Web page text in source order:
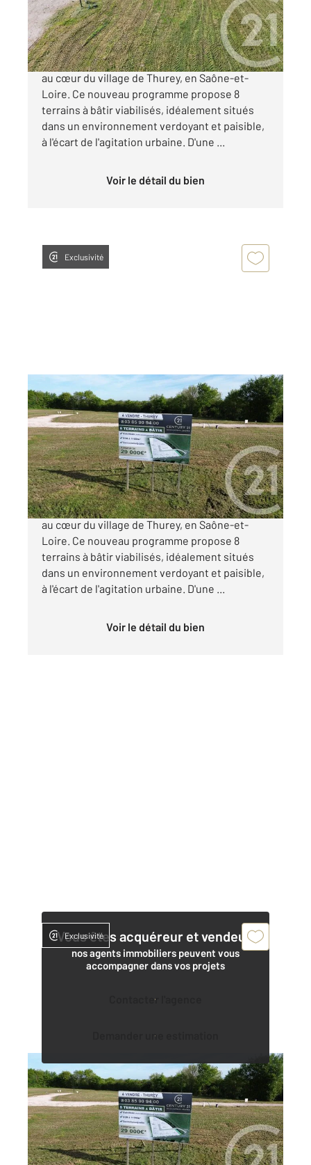
37 000 €
Découvrez un lotissement d'exception niché
au cœur du village de Thurey, en Saône-et-
Loire. Ce nouveau programme propose 8
terrains à bâtir viabilisés, idéalement situés
dans un environnement verdoyant et paisible,
à l'écart de l'agitation urbaine. D'une ...
Voir le détail du bien
Exclusivité
THUREY 71
1124 m2
Ref : 22378
Terrain à vendre
42 500 €
Découvrez un lotissement d'exception niché
au cœur du village de Thurey, en Saône-et-
Loire. Ce nouveau programme propose 8
terrains à bâtir viabilisés, idéalement situés
dans un environnement verdoyant et paisible,
à l'écart de l'agitation urbaine. D'une ...
Voir le détail du bien
Vous êtes acquéreur et vendeur,
nos agents immobiliers peuvent vous
accompagner dans vos projets
Contacter l'agence
Demander une estimation
Exclusivité
THUREY 71
910 m2
Ref : 22377
Terrain à vendre
35 000 €